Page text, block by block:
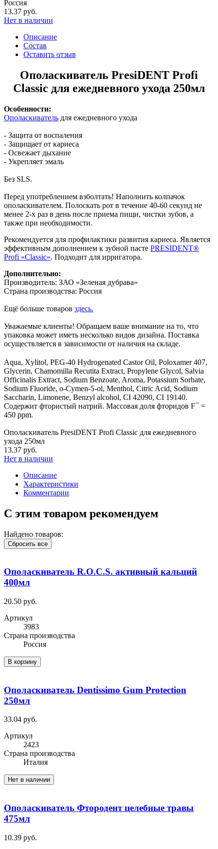
Россия
13.37 руб.
Нет в наличии
Описание
Состав
Оставить отзыв
Ополаскиватель PresiDENT Profi
Classic для ежедневного ухода 250мл
Особенности:
Ополаскиватель для ежедневного ухода
- Защита от воспаления
- Защищает от кариеса
- Освежает дыхание
- Укрепляет эмаль
Без SLS.
Перед употреблением взболтать! Наполнить колпачок
ополаскивателем. Полоскать рот в течение 40-60 секунд не
менее 2-х раз в день после приема пищи, чистки зубов, а
также при необходимости.
Рекомендуется для профилактики развития кариеса. Является
эффективным дополнением к зубной пасте PRESIDENT®
Profi «Classic». Подходит для ирригатора.
Дополнительно:
Производитель: ЗАО «Зеленая дубрава»
Страна производства: Россия
Ещё больше товаров здесь.
Уважаемые клиенты! Обращаем ваше внимание на то, что
упаковка может иметь несколько видов дизайна. Поставка
осуществляется в зависимости от наличия на складе.
Aqua, Xylitol, PEG-40 Hydrogenated Castor Oil, Poloxamer 407,
Glycerin, Chamomilla Recutita Extract, Propylene Glycol, Salvia
Officinalis Extract, Sodium Benzoate, Aroma, Potassium Sorbate,
Sodium Fluoride, o-Cymen-5-ol, Menthol, Citric Acid, Sodium
Saccharin, Limonene, Benzyl alcohol, CI 42090, CI 19140.
Содержит фтористый натрий. Массовая доля фторидов F¯ =
450 ppm.
Ополаскиватель PresiDENT Profi Classic для ежедневного
ухода 250мл
13.37 руб.
Нет в наличии
Описание
Характеристики
Комментарии
С этим товаром рекомендуем
Найдено товаров:
Сбросить все
Ополаскиватель R.O.C.S. активный кальций
400мл
20.50 руб.
Артикул
3983
Cтрана производства
Россия
В корзину
Ополаскиватель Dentissimo Gum Protection
250мл
33.04 руб.
Артикул
2423
Cтрана производства
Италия
Нет в наличии
Ополаскиватель Фтородент целебные травы
475мл
10.39 руб.